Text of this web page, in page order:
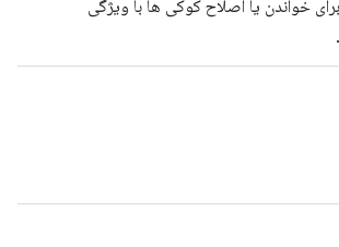
خواندن یا اصلاح کوکی ها با ویژگی